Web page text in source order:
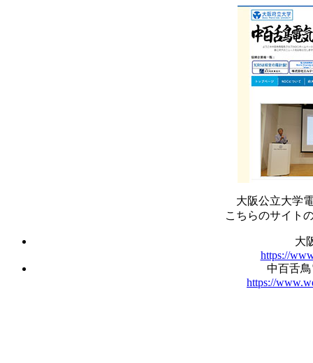
大阪公立大学
こちらのサイト
大
https://
中百舌
https://